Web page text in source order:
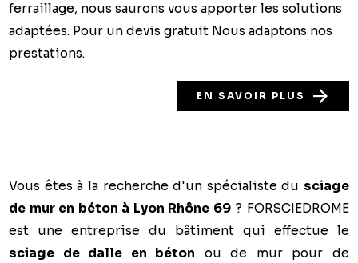
ferraillage, nous saurons vous apporter les solutions
adaptées. Pour un devis gratuit Nous adaptons nos
prestations.
EN SAVOIR PLUS
Vous êtes à la recherche d'un spécialiste du sciage
de mur en béton à Lyon Rhône 69? FORSCIEDROME
est une entreprise du bâtiment qui effectue le
sciage de dalle en béton ou de mur pour de